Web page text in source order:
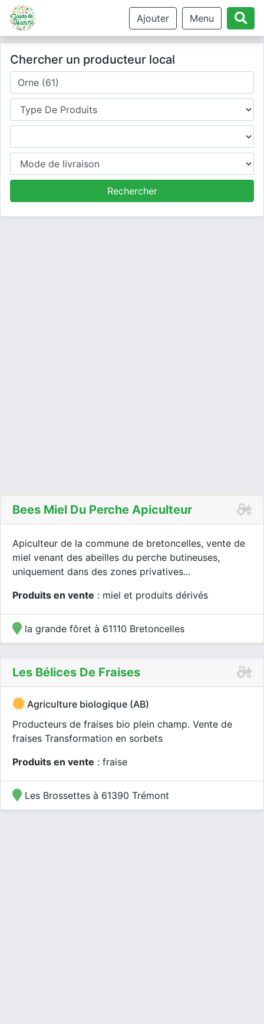
Ajouter Menu
Chercher un producteur local
Où cherchez-vous un producteur ?
Type de produits
Produits
Mode de livraison
Rechercher
Bees Miel Du Perche Apiculteur
Apiculteur de la commune de bretoncelles, vente de
miel venant des abeilles du perche butineuses,
uniquement dans des zones privatives...
Produits en vente : miel et produits dérivés
la grande fôret à 61110 Bretoncelles
Les Bélices De Fraises
Agriculture biologique (AB)
Producteurs de fraises bio plein champ. Vente de
fraises Transformation en sorbets
Produits en vente : fraise
Les Brossettes à 61390 Trémont